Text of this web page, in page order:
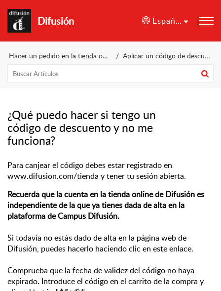
Difusión Español (España)
Hacer un pedido en la tienda online Aplicar un código de descuenta a mi pedido
¿Qué puedo hacer si tengo un
código de descuento y no me
funciona?
www.difusion.com/tienda y tener tu sesión abierta.
Recuerda que la cuenta en la tienda online de Difusión es
independiente de la que ya tienes dada de alta en la
plataforma de Campus Difusión.
Si todavía no estás dado de alta en la página web de
Difusión, puedes hacerlo haciendo clic en este enlace.
Comprueba que la fecha de validez del código no haya
expirado. Introduce el código en el carrito de la compra y